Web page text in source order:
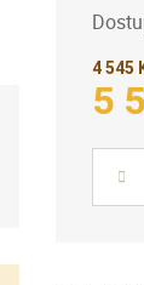
4 545
5
Počet